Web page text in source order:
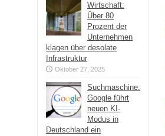
Wirtschaft:
Über 80
Prozent der
Unternehmen
klagen über desolate
Infrastruktur
Oktober 27, 2025
Suchmaschine:
Google führt
neuen KI-
Modus in
Deutschland ein